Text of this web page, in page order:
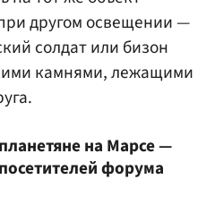
другом освещении —
солдат или бизон
камнями, лежащими
на Марсе —
форума